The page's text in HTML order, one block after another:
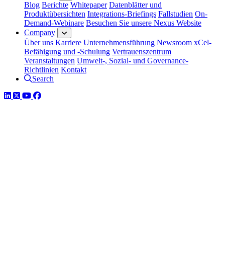
Blog Berichte Whitepaper Datenblätter und
Produktübersichten Integrations-Briefings Fallstudien On-
Demand-Webinare Besuchen Sie unsere Nexus Website
Company
Über uns Karriere Unternehmensführung Newsroom xCel-
Befähigung und -Schulung Vertrauenszentrum
Veranstaltungen Umwelt-, Sozial- und Governance-
Richtlinien Kontakt
Search
LinkedIn
TwitterYouTube
Facebook